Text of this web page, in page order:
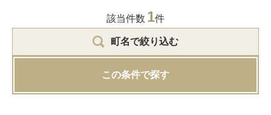
該当件数 1件
町名で絞り込む
この条件で探す